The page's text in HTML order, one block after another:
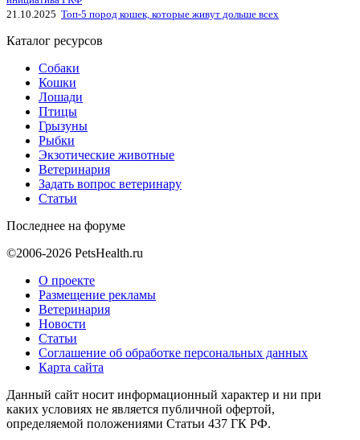
21.10.2025 Топ-5 пород кошек, которые живут дольше всех
Каталог ресурсов
Собаки
Кошки
Лошади
Птицы
Грызуны
Рыбки
Экзотические животные
Ветеринария
Задать вопрос ветеринару
Статьи
Последнее на форуме
©2006-2026 PetsHealth.ru
О проекте
Размещение рекламы
Ветеринария
Новости
Статьи
Соглашение об обработке персональных данных
Карта сайта
Данный сайт носит информационный характер и ни при
каких условиях не является публичной офертой,
определяемой положениями Статьи 437 ГК РФ.